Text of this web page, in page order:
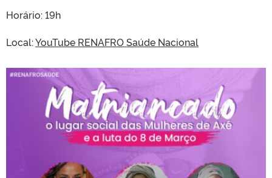
Horário: 19h
Local:YouTube RENAFRO Saúde Nacional